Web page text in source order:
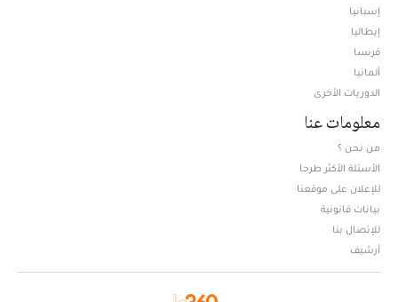
إسبانيا
إيطاليا
فرنسا
ألمانيا
الدوريات الأخرى
معلومات عنا
من نحن ؟
الأسئلة الأكثر طرحا
للإعلان على موقعنا
بيانات قانونية
للإتصال بنا
أرشيف